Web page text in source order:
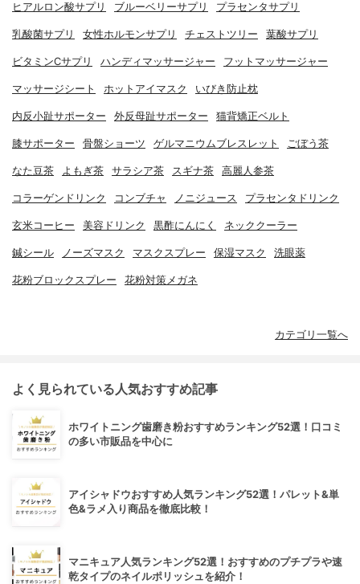
ヒアルロン酸サプリ ブルーベリーサプリ プラセンタサプリ
乳酸菌サプリ 女性ホルモンサプリ チェストツリー 葉酸サプリ
ビタミンCサプリ ハンディマッサージャー フットマッサージャー
マッサージシート ホットアイマスク いびき防止枕
内反小趾サポーター 外反母趾サポーター 猫背矯正ベルト
膝サポーター 骨盤ショーツ ゲルマニウムブレスレット ごぼう茶
なた豆茶 よもぎ茶 サラシア茶 スギナ茶 高麗人参茶
コラーゲンドリンク コンブチャ ノニジュース プラセンタドリンク
玄米コーヒー 美容ドリンク 黒酢にんにく ネッククーラー
鍼シール ノーズマスク マスクスプレー 保湿マスク 洗眼薬
花粉ブロックスプレー 花粉対策メガネ
カテゴリ一覧へ
よく見られている人気おすすめ記事
ホワイトニング歯磨き粉おすすめランキング52選！口コミ
の多い市販品を中心に
アイシャドウおすすめ人気ランキング52選！パレット&単
色&ラメ入り商品を徹底比較！
マニキュア人気ランキング52選！おすすめのプチプラや速
乾タイプのネイルポリッシュを紹介！